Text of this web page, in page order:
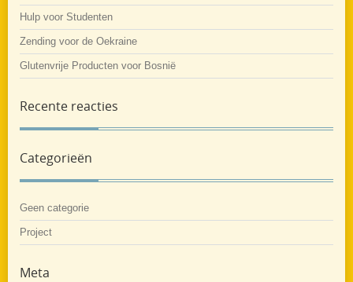
Hulp voor Studenten
Zending voor de Oekraine
Glutenvrije Producten voor Bosnië
Recente reacties
Categorieën
Geen categorie
Project
Meta